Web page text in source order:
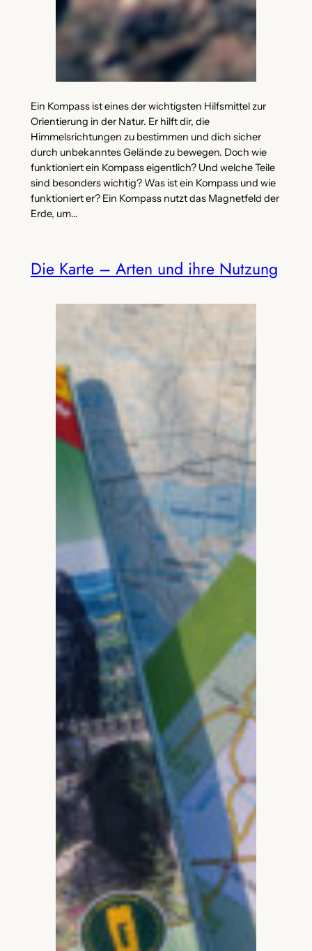
Ein Kompass ist eines der wichtigsten Hilfsmittel zur
Orientierung in der Natur. Er hilft dir, die
Himmelsrichtungen zu bestimmen und dich sicher
durch unbekanntes Gelände zu bewegen. Doch wie
funktioniert ein Kompass eigentlich? Und welche Teile
sind besonders wichtig? Was ist ein Kompass und wie
funktioniert er? Ein Kompass nutzt das Magnetfeld der
Erde, um…
Die Karte – Arten und ihre Nutzung